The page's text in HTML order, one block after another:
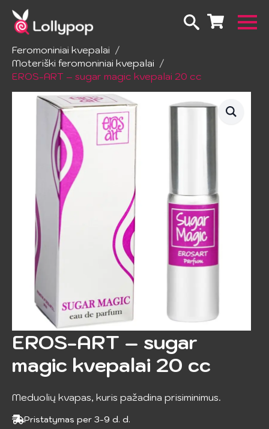
Pradžia
Erotinė kosmetika ir higiena
Feromoniniai kvepalai
Moteriški feromoniniai kvepalai
EROS-ART – sugar magic kvepalai 20 cc
EROS-ART – sugar
magic kvepalai 20 cc
Meduolių kvapas, kuris pažadina prisiminimus.
Pristatymas per 3-9 d. d.